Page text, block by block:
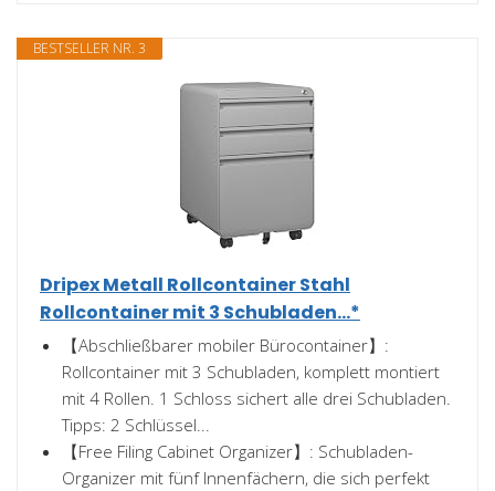
BESTSELLER NR. 3
Dripex Metall Rollcontainer Stahl
Rollcontainer mit 3 Schubladen...*
【Abschließbarer mobiler Bürocontainer】:
Rollcontainer mit 3 Schubladen, komplett montiert
mit 4 Rollen. 1 Schloss sichert alle drei Schubladen.
Tipps: 2 Schlüssel...
【Free Filing Cabinet Organizer】: Schubladen-
Organizer mit fünf Innenfächern, die sich perfekt